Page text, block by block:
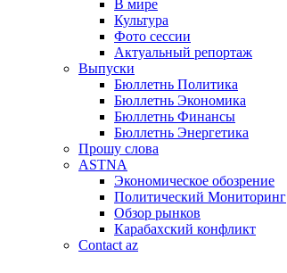
В мире
Культура
Фото сессии
Актуальный репортаж
Выпуски
Бюллетнь Политика
Бюллетнь Экономика
Бюллетнь Финансы
Бюллетнь Энергетика
Прошу слова
ASTNA
Экономическое обозрение
Политический Мониторинг
Обзор рынков
Карабахский конфликт
Contact az